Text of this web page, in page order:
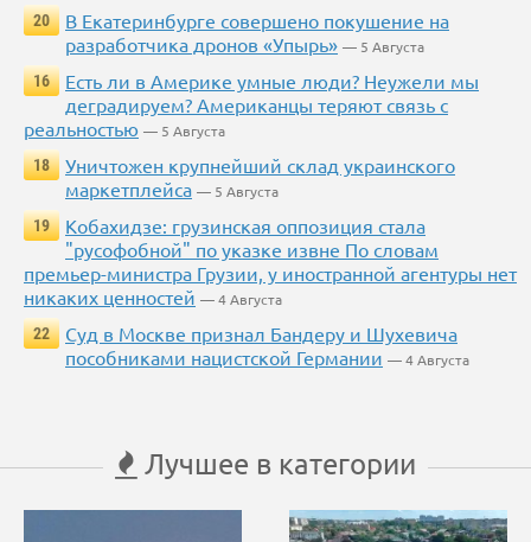
20
В Екатеринбурге совершено покушение на
разработчика дронов «Упырь» — 5 Августа
16
Есть ли в Америке умные люди? Неужели мы
деградируем? Американцы теряют связь с
реальностью — 5 Августа
18
Уничтожен крупнейший склад украинского
маркетплейса — 5 Августа
19
Кобахидзе: грузинская оппозиция стала
"русофобной" по указке извне По словам
премьер-министра Грузии, у иностранной агентуры нет
никаких ценностей — 4 Августа
22
Суд в Москве признал Бандеру и Шухевича
пособниками нацистской Германии — 4 Августа
Лучшее в категории